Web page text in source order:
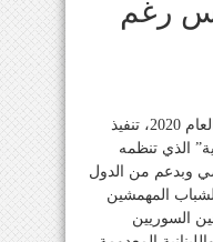
رغم
واصلت منظمة اليونيسيف، في العام 2020، تنفيذ
الذي تنظمه
وبدعم من الدول
المهمشين
السوريين